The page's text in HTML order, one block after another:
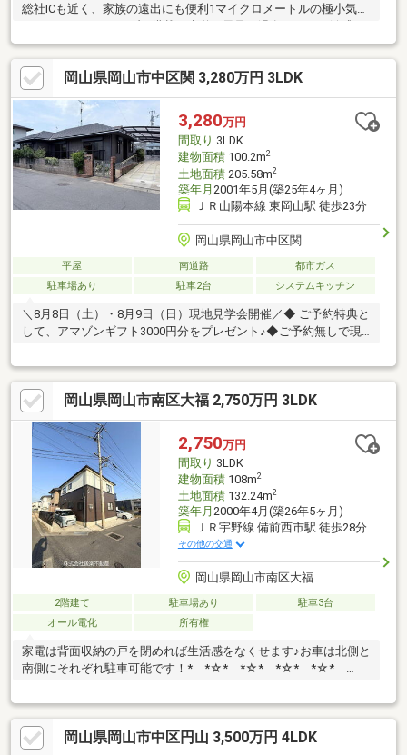
総社ICも近く、家族の遠出にも便利1マイクロメートルの極小気泡
で、洗濯物や食器洗浄では汚れが落ちやすい♪ * *☆* *☆*
*☆* *☆* *☆* *当社は不動産の購入からリノベーションまで
ワンストップでサポートいたします。高い技術力とデザイン力で
失敗しないリフォームを実現。中古物件をリノベ・リフォームで
蘇らせます。物件購入費用とリノベ工事費用を一緒にローンで組
む提案も可能です。お気軽にご相談ください。* *☆* *☆*
*☆* *☆* *☆* *
岡山県岡山市中区関 3,280万円 3LDK
3,280万円
間取り 3LDK
建物面積100.2m2
土地面積205.58m2
築年月 2001年5月(築25年4ヶ月)
ＪＲ山陽本線 東岡山駅 徒歩23分
岡山県岡山市中区関
平屋 南道路
都市ガス
駐車場あり
駐車2台 システムキッチン
＼8月8日（土）・8月9日（日）現地見学会開催／◆ ご予約特典と
して、アマゾンギフト3000円分をプレゼント♪◆ご予約無しで現
台分◇3LDKのお家◇リフォーム内容：キッチン・浴室・トイレ・
給湯器・照明器具交換・畳新調・クロス張替え・防蟻処理・外壁
塗装・ 一部フロア重張・網戸、襖、障子張替え・ハウスクリ
ーニング他《住宅ローンシュミレーション》例）借入3280万円
中国銀行 全期間固定（2.95％） 期間35年の場合◎月々125317
円※購入・借入には別途諸費用が必要です※上記は8月現時点の金
岡山県岡山市南区大福 2,750万円 3LDK
2,750万円
間取り 3LDK
建物面積108m2
土地面積132.24m2
築年月 2000年4月(築26年5ヶ月)
ＪＲ宇野線 備前西市駅 徒歩28分
その他の交通
岡山県岡山市南区大福
2階建て 駐車場あり
駐車3台
オール電化
所有権
家電は背面収納の戸を閉めれば生活感をなくせます♪お車は北側と
南側にそれぞれ駐車可能です！* *☆* *☆* *☆* *☆*
でサポートいたします。高い技術力とデザイン力で失敗しないリ
フォームを実現。中古物件をリノベ・リフォームで蘇らせます。
物件購入費用とリノベ工事費用を一緒にローンで組む提案も可能
岡山県岡山市中区円山 3,500万円 4LDK